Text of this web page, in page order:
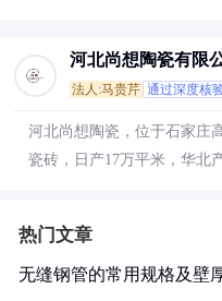
河北尚想陶瓷有限
法人:马贵芹 通过深度核
河北尚想陶瓷，位于石家庄
瓷砖，日产17万平米，华北
热门文章
无缝钢管的常用规格及壁